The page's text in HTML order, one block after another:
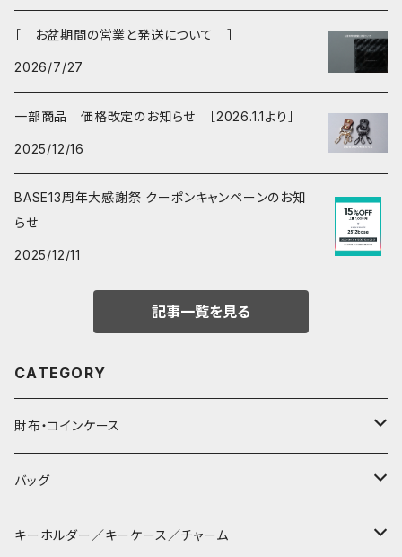
［ お盆期間の営業と発送について ］
2026/7/27
一部商品 価格改定のお知らせ ［2026.1.1より］
2025/12/16
BASE13周年大感謝祭 クーポンキャンペーンのお知
らせ
2025/12/11
記事一覧を見る
CATEGORY
財布・コインケース
コンパクト財布
長財布
バッグ
サコッシュ
キーホルダー／キーケース／チャーム